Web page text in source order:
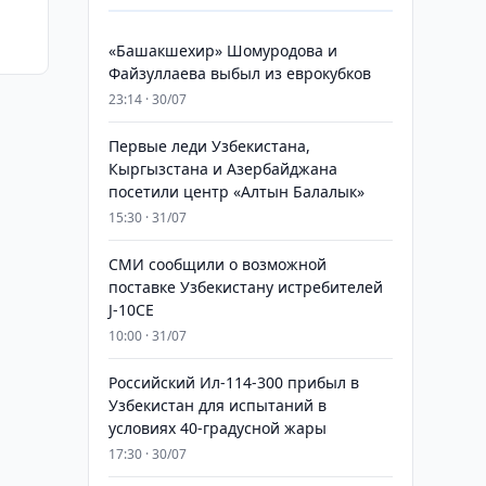
«Башакшехир» Шомуродова и
Файзуллаева выбыл из еврокубков
23:14 · 30/07
Первые леди Узбекистана,
Кыргызстана и Азербайджана
посетили центр «Алтын Балалык»
15:30 · 31/07
СМИ сообщили о возможной
поставке Узбекистану истребителей
J-10CE
10:00 · 31/07
Российский Ил-114-300 прибыл в
Узбекистан для испытаний в
условиях 40-градусной жары
17:30 · 30/07